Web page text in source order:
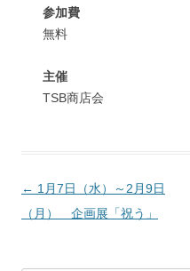
参加費
無料
主催
TSB商店会
投
稿
← 1月7日（水）～2月9日
（月） 企画展「祝う」